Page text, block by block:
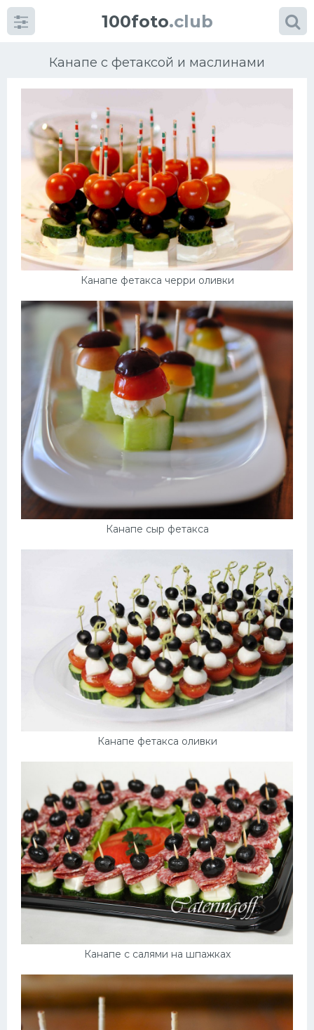
100foto.club
Канапе с фетаксой и маслинами
Канапе фетакса черри оливки
Канапе сыр фетакса
Канапе фетакса оливки
Канапе с салями на шпажках
Категориикартинок
Супы
Мясные блюда
Печенье
Выпечка
Десерт
Напитки
Дизайн комнаты